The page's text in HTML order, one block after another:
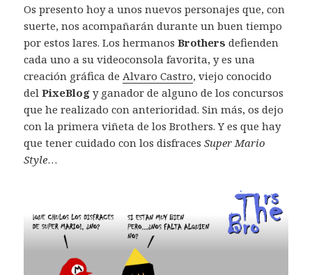
Os presento hoy a unos nuevos personajes que, con
suerte, nos acompañarán durante un buen tiempo
por estos lares. Los hermanosBrothers defienden
cada uno a su videoconsola favorita, y es una
creación gráfica deAlvaro Castro, viejo conocido
delPixeBlog y ganador de alguno de los concursos
que he realizado con anterioridad. Sin más, os dejo
con la primera viñeta de los Brothers. Y es que hay
que tener cuidado con los disfracesSuper Mario
Style…